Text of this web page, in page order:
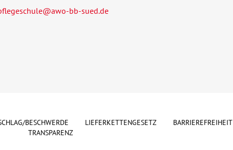
bb-sued.de
BESCHWERDE LIEFERKETTENGESETZ BARRIEREFREIHEIT
TRANSPARENZ